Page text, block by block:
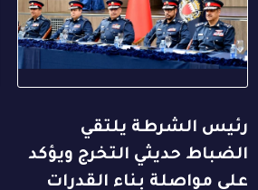
رئيس الشرطة يلتقي
الضباط حديثي التخرج ويؤكد
على مواصلة بناء القدرات